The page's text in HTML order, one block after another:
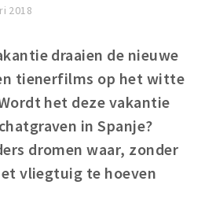
2018
draaien de nieuwe
tienerfilms op het witte
het deze vakantie
in Spanje?
dromen waar, zonder
vliegtuig te hoeven